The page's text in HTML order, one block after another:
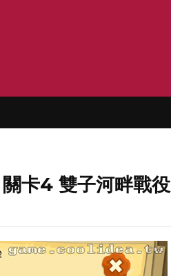
卡4 雙子河畔戰役